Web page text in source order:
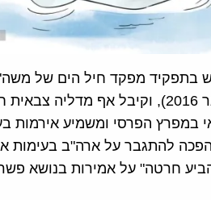
בתפקיד מפקד חיל הים של
מעצר 10 ימאים אמריקאים במפרץ הפרסי (ינואר 2016),
במפרץ הפרסי ומשמיע אירמות
להתגבר על ארה"ב בעימות
חרטה" על אמירות בנושא